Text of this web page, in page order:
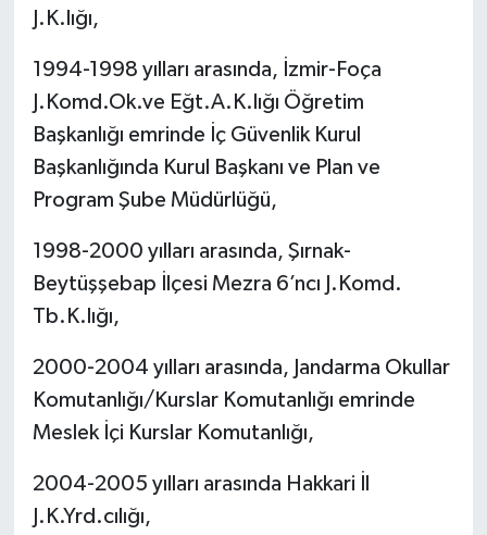
J.K.lığı,
1994-1998 yılları arasında, İzmir-Foça
J.Komd.Ok.ve Eğt.A.K.lığı Öğretim
Başkanlığı emrinde İç Güvenlik Kurul
Başkanlığında Kurul Başkanı ve Plan ve
Program Şube Müdürlüğü,
1998-2000 yılları arasında, Şırnak-
Beytüşşebap İlçesi Mezra 6’ncı J.Komd.
Tb.K.lığı,
2000-2004 yılları arasında, Jandarma Okullar
Komutanlığı/Kurslar Komutanlığı emrinde
Meslek İçi Kurslar Komutanlığı,
2004-2005 yılları arasında Hakkari İl
J.K.Yrd.cılığı,
AboneHaber Özel